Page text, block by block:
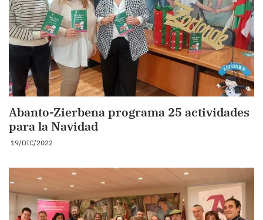
Abanto-Zierbena programa 25 actividades
para la Navidad
19/DIC/2022